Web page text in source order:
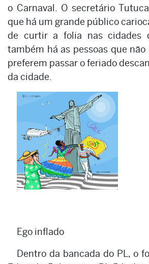
o Carnaval. O secretário
que há um grande público
de curtir a folia nas cidades
também há as pessoas que
preferem passar o feriado
da cidade.
Ego inflado
Dentro da bancada do PL, o